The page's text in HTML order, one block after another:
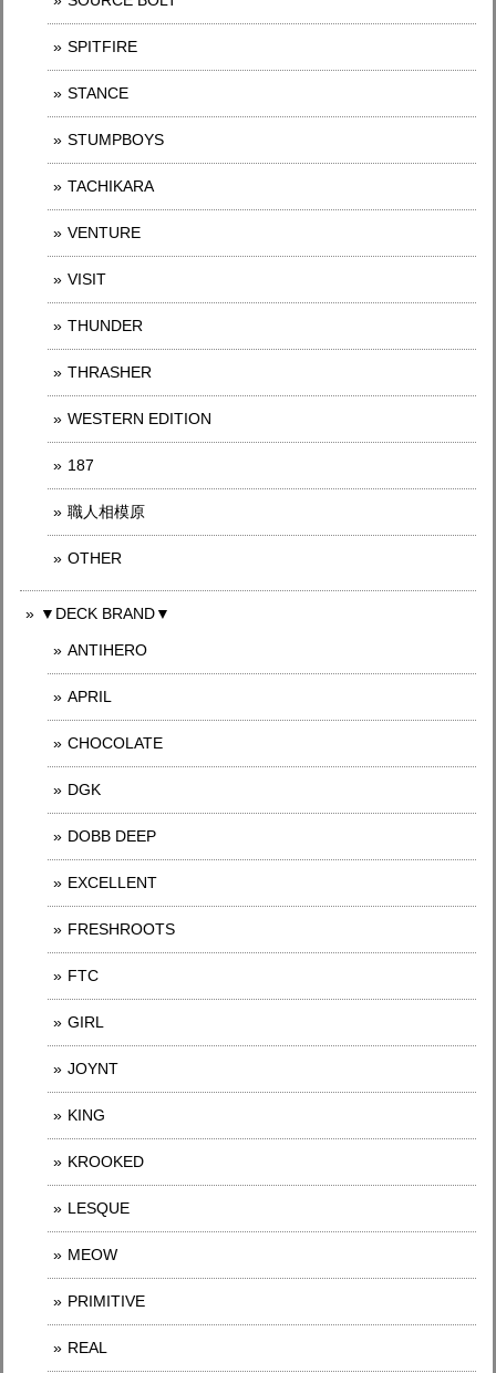
SPITFIRE
STANCE
STUMPBOYS
TACHIKARA
VENTURE
VISIT
THUNDER
THRASHER
WESTERN EDITION
187
職人相模原
OTHER
▼DECK BRAND▼
ANTIHERO
APRIL
CHOCOLATE
DGK
DOBB DEEP
EXCELLENT
FRESHROOTS
FTC
GIRL
JOYNT
KING
KROOKED
LESQUE
MEOW
PRIMITIVE
REAL